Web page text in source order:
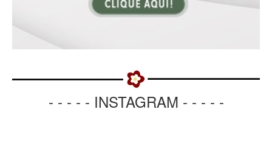
- - - - - INSTAGRAM - - - - -